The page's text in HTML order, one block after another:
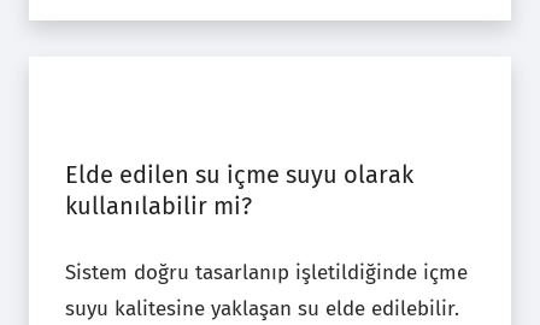
Elde edilen su içme suyu olarak
kullanılabilir mi?
Sistem doğru tasarlanıp işletildiğinde içme
suyu kalitesine yaklaşan su elde edilebilir.